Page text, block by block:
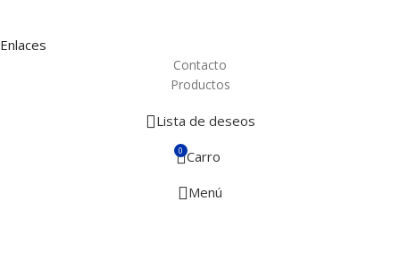
Enlaces
Contacto
Productos
Lista de deseos
0 Carro
Menú